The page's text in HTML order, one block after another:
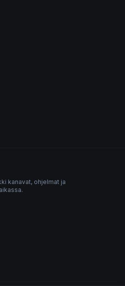
kanavat, ohjelmat ja